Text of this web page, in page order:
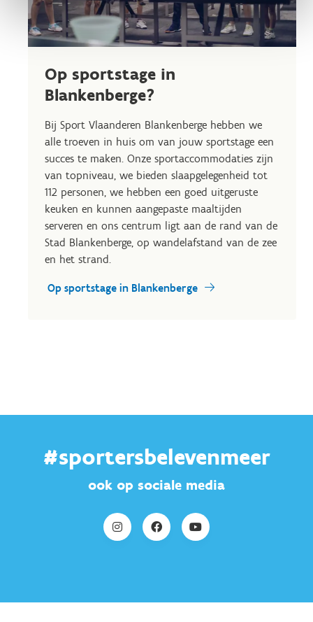
Op sportstage in
Blankenberge?
Bij Sport Vlaanderen Blankenberge hebben we
alle troeven in huis om van jouw sportstage een
succes te maken. Onze sportaccommodaties zijn
van topniveau, we bieden slaapgelegenheid tot
112 personen, we hebben een goed uitgeruste
keuken en kunnen aangepaste maaltijden
serveren en ons centrum ligt aan de rand van de
Stad Blankenberge, op wandelafstand van de zee
en het strand.
Op sportstage in Blankenberge
#sportersbelevenmeer
ook op sociale media